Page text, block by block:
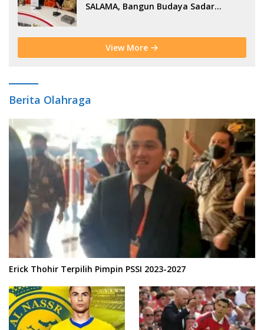
SALAMA, Bangun Budaya Sadar
View More
Berita Olahraga
Erick Thohir Terpilih Pimpin PSSI 2023-2027